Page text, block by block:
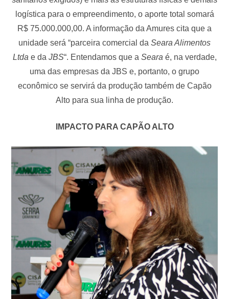
logística para o empreendimento, o aporte total somará
R$ 75.000.000,00. A informação da Amures cita que a
unidade será “parceira comercial da Seara Alimentos
Ltda e da JBS“. Entendamos que a Seara é, na verdade,
uma das empresas da JBS e, portanto, o grupo
econômico se servirá da produção também de Capão
Alto para sua linha de produção.
IMPACTO PARA CAPÃO ALTO